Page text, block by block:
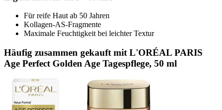
Für reife Haut ab 50 Jahren
Kollagen-AS-Fragmente
Maximale Feuchtigkeit bei leichter Textur
Häufig zusammen gekauft mit L'ORÉAL PARIS
Age Perfect Golden Age Tagespflege, 50 ml